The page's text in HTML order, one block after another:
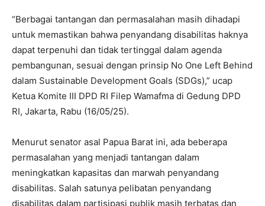
“Berbagai tantangan dan permasalahan masih dihadapi
untuk memastikan bahwa penyandang disabilitas haknya
dapat terpenuhi dan tidak tertinggal dalam agenda
pembangunan, sesuai dengan prinsip No One Left Behind
dalam Sustainable Development Goals (SDGs),” ucap
Ketua Komite III DPD RI Filep Wamafma di Gedung DPD
RI, Jakarta, Rabu (16/05/25).
Menurut senator asal Papua Barat ini, ada beberapa
permasalahan yang menjadi tantangan dalam
meningkatkan kapasitas dan marwah penyandang
disabilitas. Salah satunya pelibatan penyandang
disabilitas dalam partisipasi publik masih terbatas dan